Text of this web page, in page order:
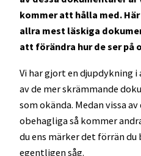
kommer att hålla med.
allra mest läskiga
att förändra hur de ser på
Vi har gjort en djupdykning
av de mer skrämmande
som okända. Medan vissa
obehagliga så kommer
du ens märker det förrän du
egentligen såg.